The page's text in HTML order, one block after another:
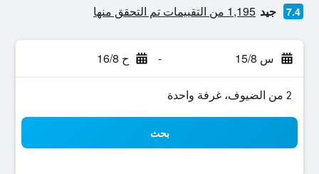
7.4 جيد 1,195 من التقييمات تم التحقق منها
س 15/8 - ح 16/8
2 من الضيوف، غرفة واحدة
بحث